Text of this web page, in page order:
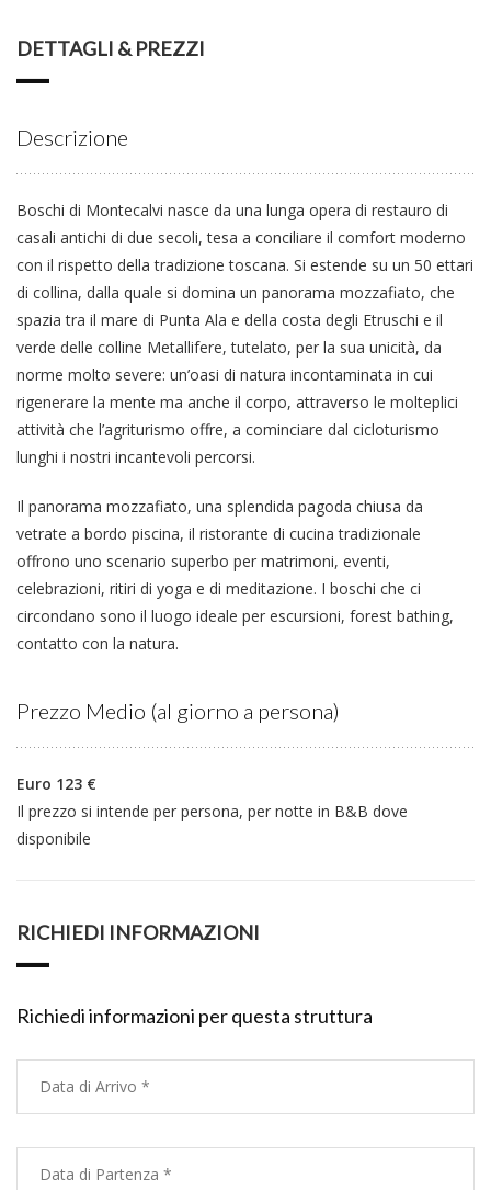
DETTAGLI & PREZZI
Descrizione
Boschi di Montecalvi nasce da una lunga opera di restauro di
casali antichi di due secoli, tesa a conciliare il comfort moderno
con il rispetto della tradizione toscana. Si estende su un 50 ettari
di collina, dalla quale si domina un panorama mozzafiato, che
spazia tra il mare di Punta Ala e della costa degli Etruschi e il
verde delle colline Metallifere, tutelato, per la sua unicità, da
norme molto severe: un’oasi di natura incontaminata in cui
rigenerare la mente ma anche il corpo, attraverso le molteplici
attività che l’agriturismo offre, a cominciare dal cicloturismo
lunghi i nostri incantevoli percorsi.
Il panorama mozzafiato, una splendida pagoda chiusa da
vetrate a bordo piscina, il ristorante di cucina tradizionale
offrono uno scenario superbo per matrimoni, eventi,
celebrazioni, ritiri di yoga e di meditazione. I boschi che ci
circondano sono il luogo ideale per escursioni, forest bathing,
contatto con la natura.
Prezzo Medio (al giorno a persona)
Euro 123 €
Il prezzo si intende per persona, per notte in B&B dove
disponibile
RICHIEDI INFORMAZIONI
Richiedi informazioni per questa struttura